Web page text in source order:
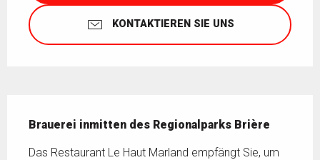
KONTAKTIEREN SIE UNS
Brauerei inmitten des Regionalparks Brière
Das Restaurant Le Haut Marland empfängt Sie, um